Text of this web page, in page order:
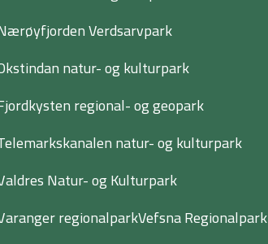
Verdsarvpark
natur- og kulturpark
regional- og geopark
natur- og kulturpark
Natur- og Kulturpark
regionalparkVefsna Regionalpark